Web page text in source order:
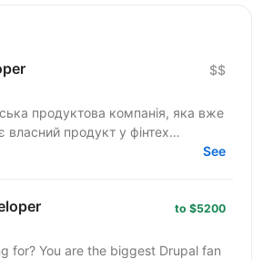
$$
продуктова компанія, яка вже
власний продукт у фінтех
компаніям оптимізувати
See
to $5200
for? You are the biggest Drupal fan